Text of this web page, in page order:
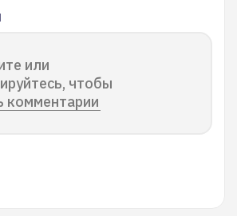
или
чтобы
комментарии